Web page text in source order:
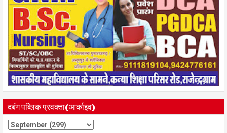
दबंग पब्लिक प्रवक्ता(आर्काइव)